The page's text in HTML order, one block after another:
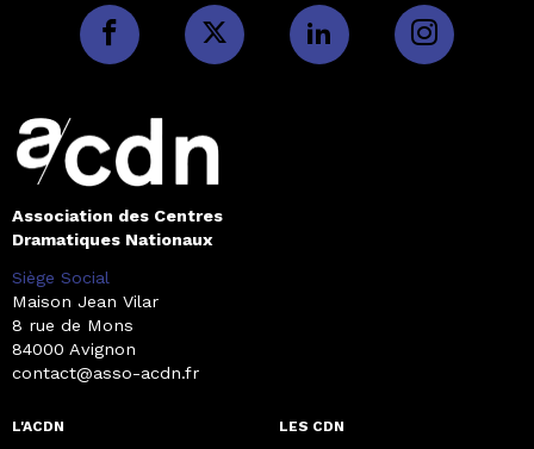
Association des Centres
Dramatiques Nationaux
Siège Social
Maison Jean Vilar
8 rue de Mons
84000 Avignon
contact@asso-acdn.fr
L'ACDN LES CDN